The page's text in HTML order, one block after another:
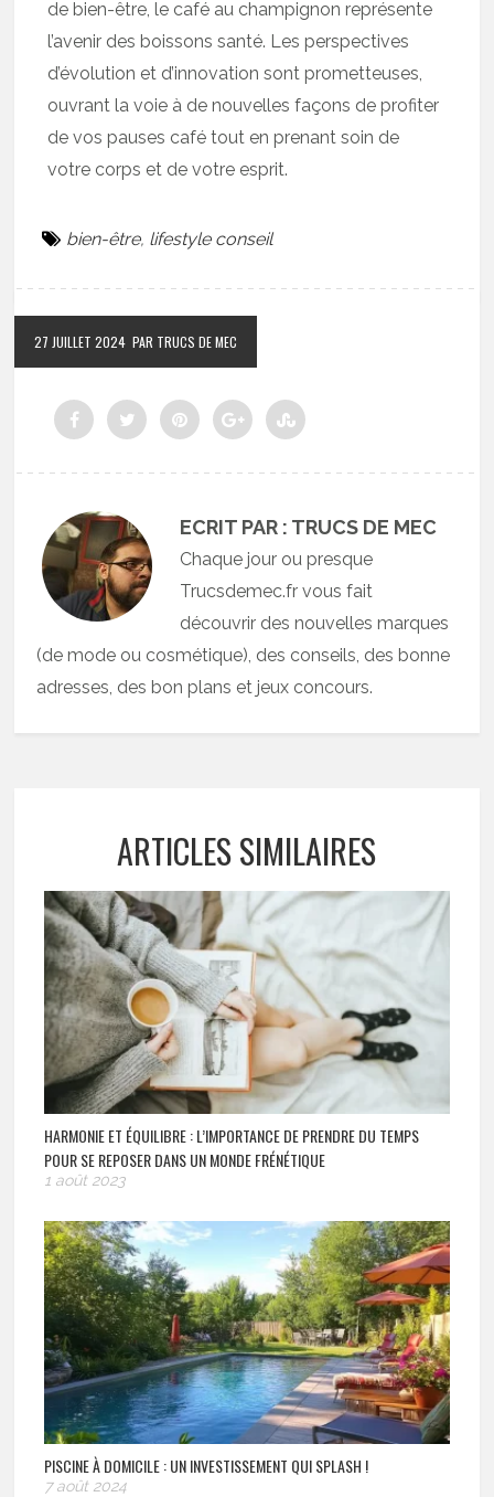
de bien-être, le café au champignon représente
l’avenir des boissons santé. Les perspectives
d’évolution et d’innovation sont prometteuses,
ouvrant la voie à de nouvelles façons de profiter
de vos pauses café tout en prenant soin de
votre corps et de votre esprit.
bien-être, lifestyle conseil
27 JUILLET 2024 PAR TRUCS DE MEC
ECRIT PAR : TRUCS DE MEC
Chaque jour ou presque
Trucsdemec.fr vous fait
découvrir des nouvelles marques
(de mode ou cosmétique), des conseils, des bonne
adresses, des bon plans et jeux concours.
ARTICLES SIMILAIRES
HARMONIE ET ÉQUILIBRE : L’IMPORTANCE DE PRENDRE DU TEMPS
POUR SE REPOSER DANS UN MONDE FRÉNÉTIQUE
1 août 2023
PISCINE À DOMICILE : UN INVESTISSEMENT QUI SPLASH !
7 août 2024